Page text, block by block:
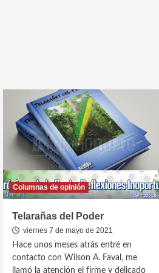
Columnas de opinión
Telarañas del Poder
viernes 7 de mayo de 2021
Hace unos meses atrás entré en
contacto con Wilson A. Faval, me
llamó la atención el firme y delicado